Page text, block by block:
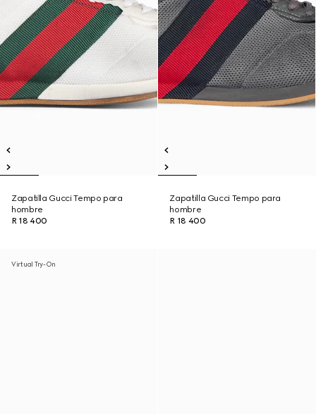
Zapatilla Gucci Tempo para
hombre
R 18 400
Zapatilla Gucci Tempo para
hombre
R 18 400
Virtual Try-On